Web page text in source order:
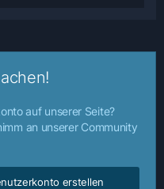
auf unserer Seite?
an unserer Community
erstellen